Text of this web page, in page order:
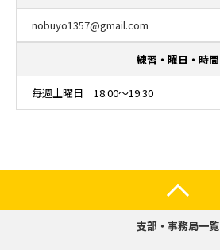
nobuyo1357@gmail.com
練習・曜日・時間
毎週土曜日 18:00～19:30
支部・事務局一覧